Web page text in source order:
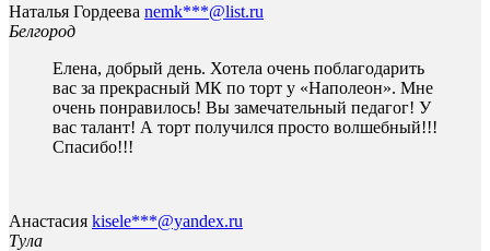
Наталья Гордеева nemk***@list.ru
Белгород
Елена, добрый день. Хотела очень поблагодарить
вас за прекрасный МК по торт у «Наполеон». Мне
очень понравилось! Вы замечательный педагог! У
вас талант! А торт получился просто волшебный!!!
Спасибо!!!
Анастасия kisele***@yandex.ru
Тула